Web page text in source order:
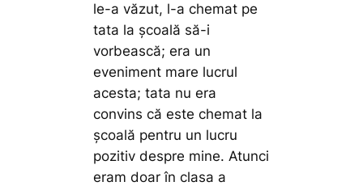
le-a văzut, l-a chemat pe
tata la şcoală să-i
vorbească; era un
eveniment mare lucrul
acesta; tata nu era
convins că este chemat la
şcoală pentru un lucru
pozitiv despre mine. Atunci
eram doar în clasa a